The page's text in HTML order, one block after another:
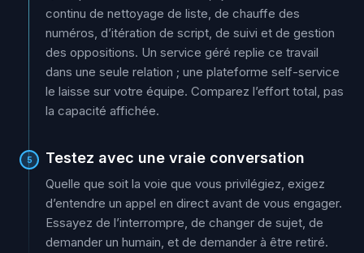
continu de nettoyage de liste, de chauffe des
numéros, d’itération de script, de suivi et de gestion
des oppositions. Un service géré replie ce travail
dans une seule relation ; une plateforme self-service
le laisse sur votre équipe. Comparez l’effort total, pas
la capacité affichée.
5 Testez avec une vraie conversation
Quelle que soit la voie que vous privilégiez, exigez
d’entendre un appel en direct avant de vous engager.
Essayez de l’interrompre, de changer de sujet, de
demander un humain, et de demander à être retiré.